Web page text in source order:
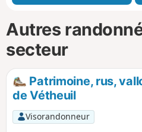
Autres
secteur
Patrimoine, rus,
de Vétheuil
Visorandonneur